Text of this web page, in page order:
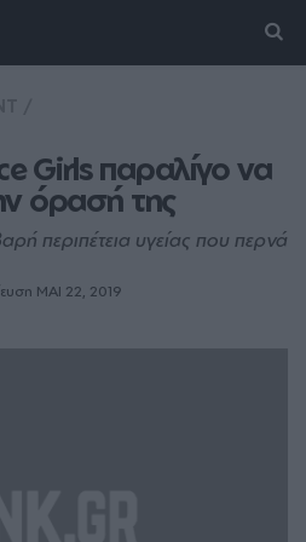
Girls παραλίγο να
όρασή της
περιπέτεια υγείας που περνά
ΜΑΙ 22, 2019